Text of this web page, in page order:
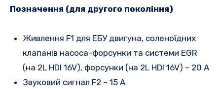
Позначення (для другого покоління)
Живлення F1 для ЕБУ двигуна, соленоїдних
клапанів насоса-форсунки та системи EGR
(на 2L HDI 16V), форсунки (на 2L HDI 16V) – 20 A
Звуковий сигнал F2 – 15 А